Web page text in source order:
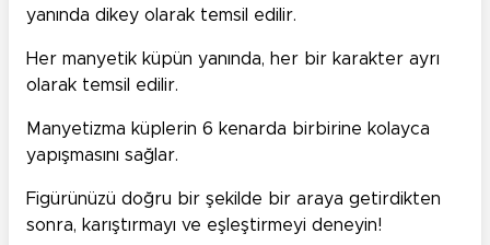
yanında dikey olarak temsil edilir.
Her manyetik küpün yanında, her bir karakter ayrı
olarak temsil edilir.
Manyetizma küplerin 6 kenarda birbirine kolayca
yapışmasını sağlar.
Figürünüzü doğru bir şekilde bir araya getirdikten
sonra, karıştırmayı ve eşleştirmeyi deneyin!